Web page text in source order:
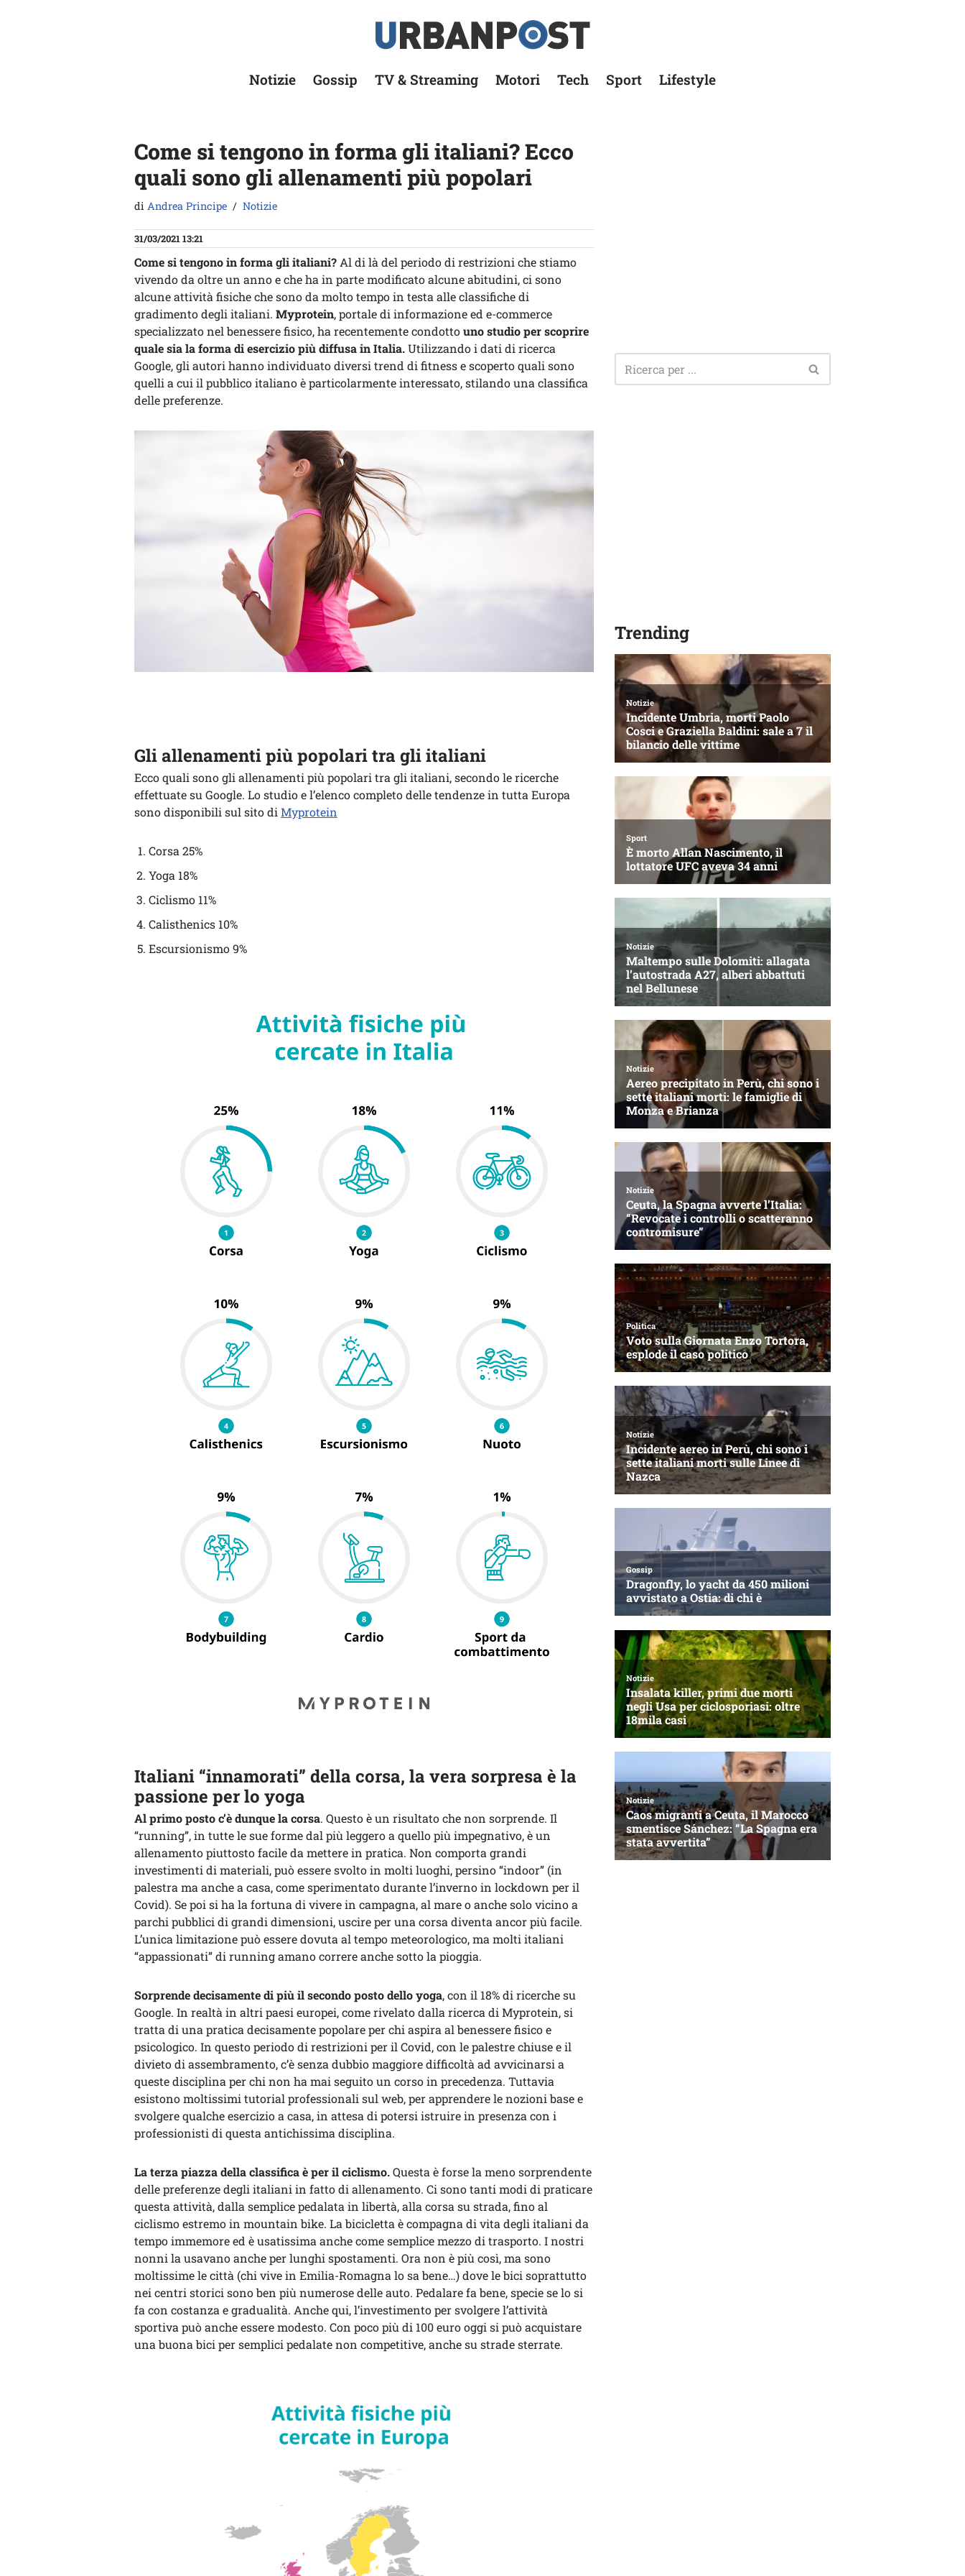
Notizie Gossip TV & Streaming Motori Tech Sport Lifestyle
Come si tengono in forma gli italiani? Ecco
quali sono gli allenamenti più popolari
di Andrea Principe Notizie
31/03/2021 13:21
Come si tengono in forma gli italiani? Al di là del periodo di restrizioni che stiamo
vivendo da oltre un anno e che ha in parte modificato alcune abitudini, ci sono
alcune attività fisiche che sono da molto tempo in testa alle classifiche di
gradimento degli italiani. Myprotein, portale di informazione ed e-commerce
specializzato nel benessere fisico, ha recentemente condottouno studio per scoprire
quale sia la forma di esercizio più diffusa in Italia.Utilizzando i dati di ricerca
Google, gli autori hanno individuato diversi trend di fitness e scoperto quali sono
quelli a cui il pubblico italiano è particolarmente interessato, stilando una classifica
delle preferenze.
Gli allenamenti più popolari tra gli italiani
Ecco quali sono gli allenamenti più popolari tra gli italiani, secondo le ricerche
effettuate su Google. Lo studio e l’elenco completo delle tendenze in tutta Europa
sono disponibili sul sito di Myprotein
Corsa 25%
Yoga 18%
Ciclismo 11%
Calisthenics 10%
Escursionismo 9%
Italiani “innamorati” della corsa, la vera sorpresa è la
passione per lo yoga
Al primo posto c’è dunque la corsa. Questo è un risultato che non sorprende. Il
“running”, in tutte le sue forme dal più leggero a quello più impegnativo, è un
allenamento piuttosto facile da mettere in pratica. Non comporta grandi
investimenti di materiali, può essere svolto in molti luoghi, persino “indoor” (in
palestra ma anche a casa, come sperimentato durante l’inverno in lockdown per il
Covid). Se poi si ha la fortuna di vivere in campagna, al mare o anche solo vicino a
parchi pubblici di grandi dimensioni, uscire per una corsa diventa ancor più facile.
L’unica limitazione può essere dovuta al tempo meteorologico, ma molti italiani
“appassionati” di running amano correre anche sotto la pioggia.
Sorprende decisamente di più il secondo posto dello yoga, con il 18% di ricerche su
Google. In realtà in altri paesi europei, come rivelato dalla ricerca di Myprotein, si
tratta di una pratica decisamente popolare per chi aspira al benessere fisico e
psicologico. In questo periodo di restrizioni per il Covid, con le palestre chiuse e il
divieto di assembramento, c’è senza dubbio maggiore difficoltà ad avvicinarsi a
queste disciplina per chi non ha mai seguito un corso in precedenza. Tuttavia
esistono moltissimi tutorial professionali sul web, per apprendere le nozioni base e
svolgere qualche esercizio a casa, in attesa di potersi istruire in presenza con i
professionisti di questa antichissima disciplina.
La terza piazza della classifica è per il ciclismo.Questa è forse la meno sorprendente
delle preferenze degli italiani in fatto di allenamento. Ci sono tanti modi di praticare
questa attività, dalla semplice pedalata in libertà, alla corsa su strada, fino al
ciclismo estremo in mountain bike. La bicicletta è compagna di vita degli italiani da
tempo immemore ed è usatissima anche come semplice mezzo di trasporto. I nostri
nonni la usavano anche per lunghi spostamenti. Ora non è più così, ma sono
moltissime le città (chi vive in Emilia-Romagna lo sa bene…) dove le bici soprattutto
nei centri storici sono ben più numerose delle auto. Pedalare fa bene, specie se lo si
fa con costanza e gradualità. Anche qui, l’investimento per svolgere l’attività
sportiva può anche essere modesto. Con poco più di 100 euro oggi si può acquistare
una buona bici per semplici pedalate non competitive, anche su strade sterrate.
Trending